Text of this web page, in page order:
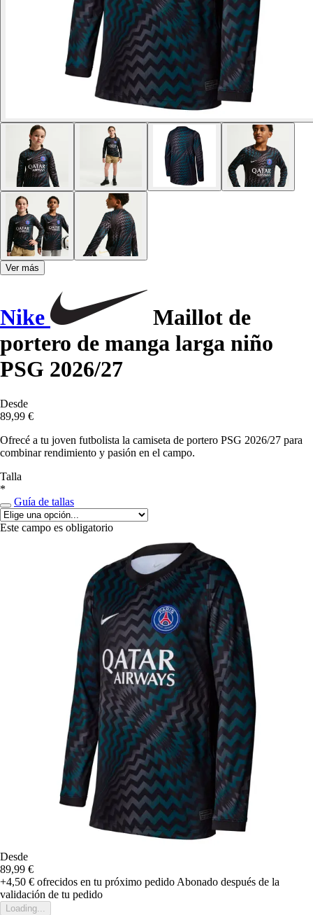
Ver más
Nike
Maillot de
portero de manga larga niño
PSG 2026/27
Desde
89,99 €
Ofrecé a tu joven futbolista la camiseta de portero PSG 2026/27 para
combinar rendimiento y pasión en el campo.
Talla
*
Guía de tallas
Este campo es obligatorio
Desde
89,99 €
+4,50 € ofrecidos en tu próximo pedido Abonado después de la
validación de tu pedido
Loading...